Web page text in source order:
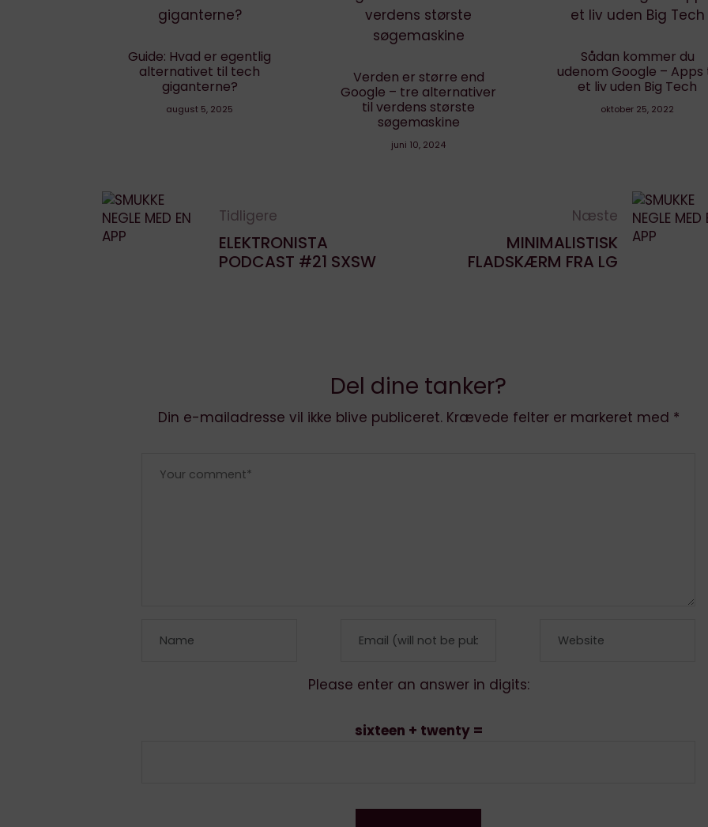
Verden er større end
Google – tre alternativer
til verdens største
udenom Google – Apps til
et liv uden Big Tech
oktober 25, 2022
Appbefaling: Vred
hjælper dig med at
fokus på
april 9, 2020
Tidligere
ELEKTRONISTA
PODCAST #21 SXSW
Næste
MINIMALISTISK
FLADSKÆRM FRA LG
Del dine tanker?
Din e-mailadresse vil ikke blive publiceret. Krævede felter er markeret med *
Please enter an answer in digits:
sixteen + twenty =